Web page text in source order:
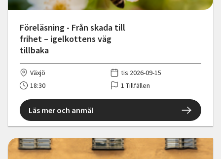
Föreläsning - Från skada till
frihet – igelkottens väg
tillbaka
Växjö
tis 2026-09-15
18:30
1 Tillfällen
Läs mer och anmäl